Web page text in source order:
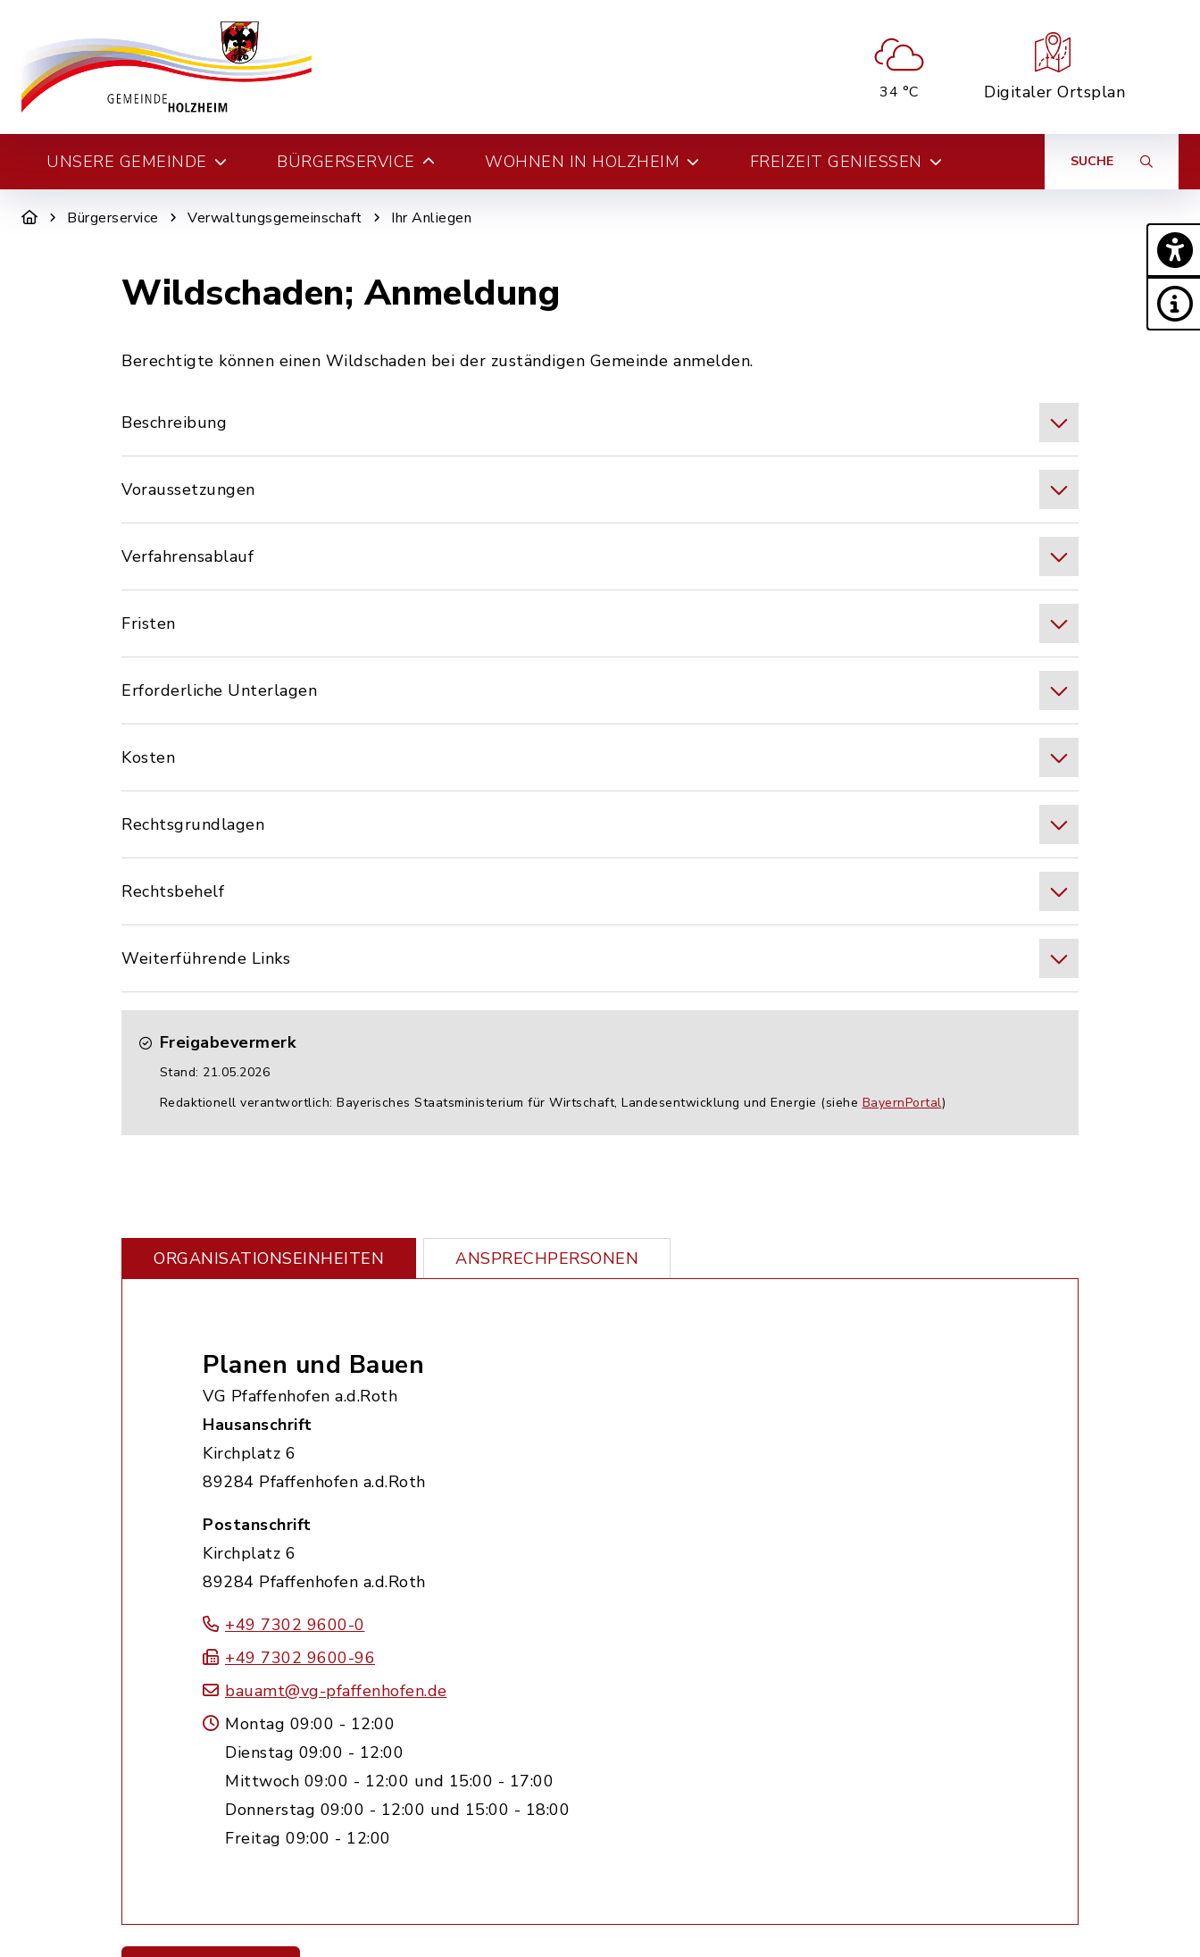
34 °C Digitaler Ortsplan
UNSERE GEMEINDE BÜRGERSERVICE WOHNEN IN HOLZHEIM FREIZEIT GENIESSEN SUCHE
Bürgerservice Verwaltungsgemeinschaft Ihr Anliegen
Wildschaden; Anmeldung
Berechtigte können einen Wildschaden bei der zuständigen Gemeinde anmelden.
Beschreibung
Voraussetzungen
Verfahrensablauf
Fristen
Erforderliche Unterlagen
Kosten
Rechtsgrundlagen
Rechtsbehelf
Weiterführende Links
Freigabevermerk
Stand: 21.05.2026
Redaktionell verantwortlich: Bayerisches Staatsministerium für Wirtschaft, Landesentwicklung und Energie (siehe BayernPortal)
ORGANISATIONS­EINHEITEN ANSPRECHPERSONEN
Planen und Bauen
VG Pfaffenhofen a.d.Roth
Hausanschrift
Kirchplatz 6
89284 Pfaffenhofen a.d.Roth
Postanschrift
Kirchplatz 6
89284 Pfaffenhofen a.d.Roth
+49 7302 9600-0
+49 7302 9600-96
bauamt@vg-pfaffenhofen.de
Montag 09:00 - 12:00
Dienstag 09:00 - 12:00
Mittwoch 09:00 - 12:00 und 15:00 - 17:00
Donnerstag 09:00 - 12:00 und 15:00 - 18:00
Freitag 09:00 - 12:00